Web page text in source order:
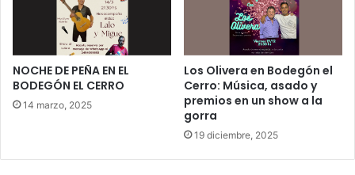
NOCHE DE PEÑA EN EL
BODEGÓN EL CERRO
14 marzo, 2025
Los Olivera en Bodegón el
Cerro: Música, asado y
premios en un show a la
gorra
19 diciembre, 2025